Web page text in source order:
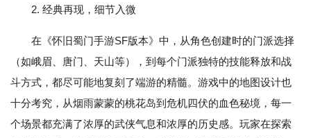
2. 经典再现，细节入微
在《怀旧蜀门手游SF版本》中，从角色创建时的门派选择
（如峨眉、唐门、天山等），到每个门派独特的技能释放和战
斗方式，都尽可能地复刻了端游的精髓。游戏中的地图设计也
十分考究，从烟雨蒙蒙的桃花岛到危机四伏的血色秘境，每一
个场景都充满了浓厚的武侠气息和浓厚的历史感。玩家在探索